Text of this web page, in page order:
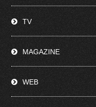
TV
MAGAZINE
WEB